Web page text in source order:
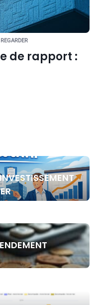
de rapport :